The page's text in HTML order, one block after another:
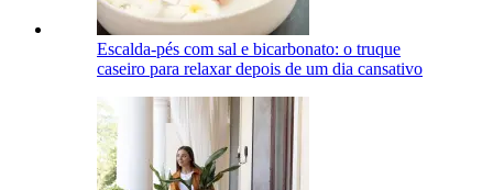
Escalda-pés com sal e bicarbonato: o truque
caseiro para relaxar depois de um dia cansativo